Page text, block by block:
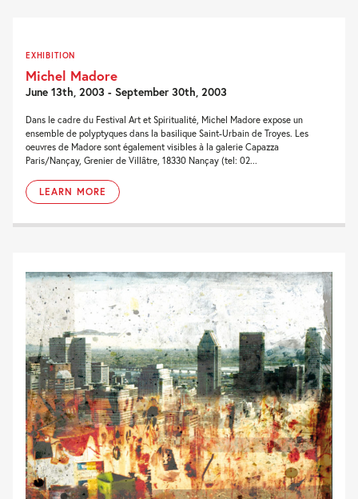
EXHIBITION
Michel Madore
June 13th, 2003 - September 30th, 2003
Dans le cadre du Festival Art et Spiritualité, Michel Madore expose un
ensemble de polyptyques dans la basilique Saint-Urbain de Troyes. Les
oeuvres de Madore sont également visibles à la galerie Capazza
Paris/Nançay, Grenier de Villâtre, 18330 Nançay (tel: 02...
LEARN MORE